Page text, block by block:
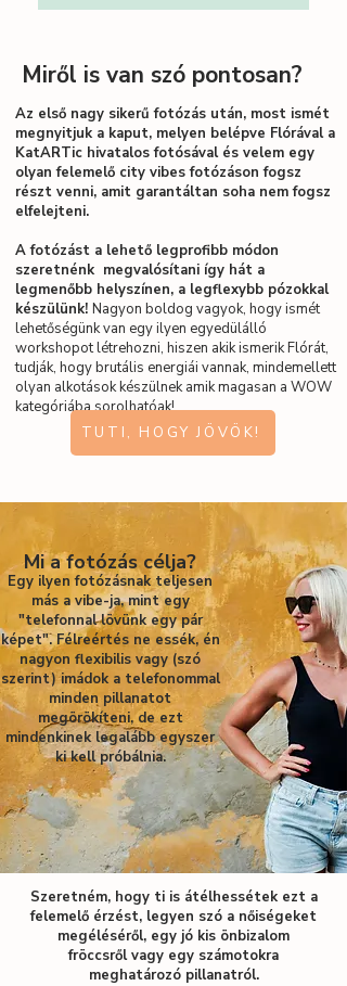
Miről is van szó pontosan?
Az első nagy sikerű fotózás után, most ismét
megnyitjuk a kaput, melyen belépve Flórával a
KatARTic hivatalos fotósával és velem egy
olyan felemelő city vibes fotózáson fogsz
részt venni, amit garantáltan soha nem fogsz
elfelejteni.
A fotózást a lehető legprofibb módon
szeretnénk megvalósítani így hát a
legmenőbb helyszínen, a legflexybb pózokkal
készülünk! Nagyon boldog vagyok, hogy ismét
lehetőségünk van egy ilyen egyedülálló
workshopot létrehozni, hiszen akik ismerik Flórát,
tudják, hogy brutális energiái vannak, mindemellett
olyan alkotások készülnek amik magasan a WOW
kategóriába sorolhatóak!
TUTI, HOGY JÖVÖK!
Mi a fotózás célja?
Egy ilyen fotózásnak teljesen
más a vibe-ja, mint egy
"telefonnal lövünk egy pár
képet". Félreértés ne essék, én
nagyon flexibilis vagy (szó
szerint) imádok a telefonommal
minden pillanatot
megörökíteni, de ezt
mindenkinek legalább egyszer
ki kell próbálnia.
Szeretném, hogy ti is átélhessétek ezt a
felemelő érzést, legyen szó a nőiségeket
megéléséről, egy jó kis önbizalom
fröccsről vagy egy számotokra
meghatározó pillanatról.